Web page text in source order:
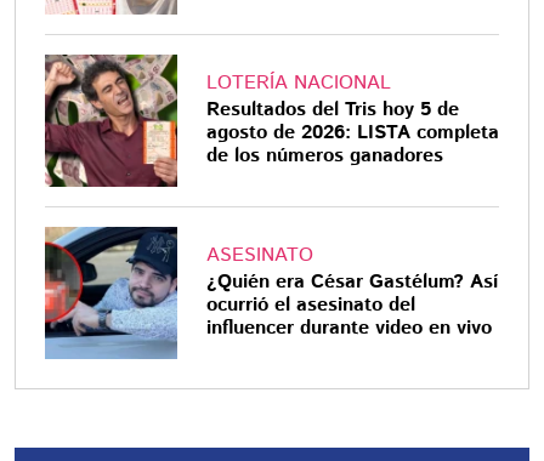
LOTERÍA NACIONAL
Resultados del Tris hoy 5 de
agosto de 2026: LISTA completa
de los números ganadores
ASESINATO
¿Quién era César Gastélum? Así
ocurrió el asesinato del
influencer durante video en vivo